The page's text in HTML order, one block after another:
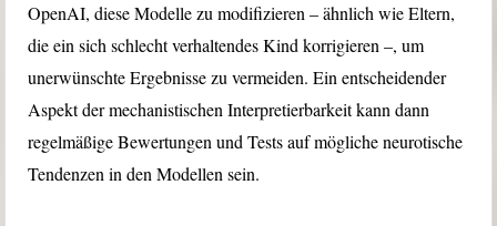
OpenAI, diese Modelle zu modifizieren – ähnlich wie Eltern,
die ein sich schlecht verhaltendes Kind korrigieren –, um
unerwünschte Ergebnisse zu vermeiden. Ein entscheidender
Aspekt der mechanistischen Interpretierbarkeit kann dann
regelmäßige Bewertungen und Tests auf mögliche neurotische
Tendenzen in den Modellen sein.